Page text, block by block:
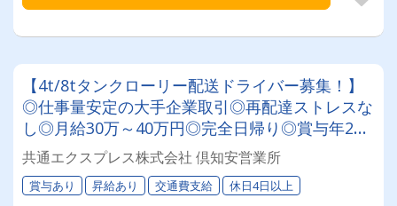
【4t/8tタンクローリー配送ドライバー募集！】
◎仕事量安定の大手企業取引◎再配達ストレスな
し◎月給30万～40万円◎完全日帰り◎賞与年2回
◎60歳以降も長く活躍できる環境です！★研修充
実で未経験の方も安心★
共通エクスプレス株式会社 倶知安営業所
賞与あり 昇給あり 交通費支給 休日4日以上